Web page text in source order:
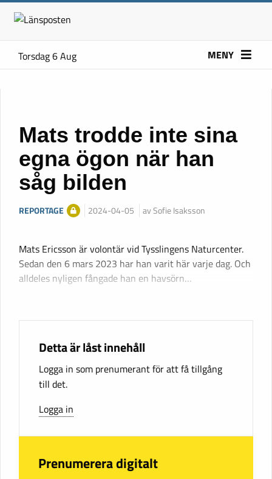
Torsdag 6 Aug MENY
Mats trodde inte sina
egna ögon när han
såg bilden
REPORTAGE 2024-04-05 av Sofie Isaksson
Mats Ericsson är volontär vid Tysslingens Naturcenter.
Sedan den 6 mars 2023 har han varit här varje dag. Och
alldeles nyligen fångade han en havsörn…
Detta är låst innehåll
Logga in som prenumerant för att få tillgång
till det.
Logga in
Prenumerera digitalt